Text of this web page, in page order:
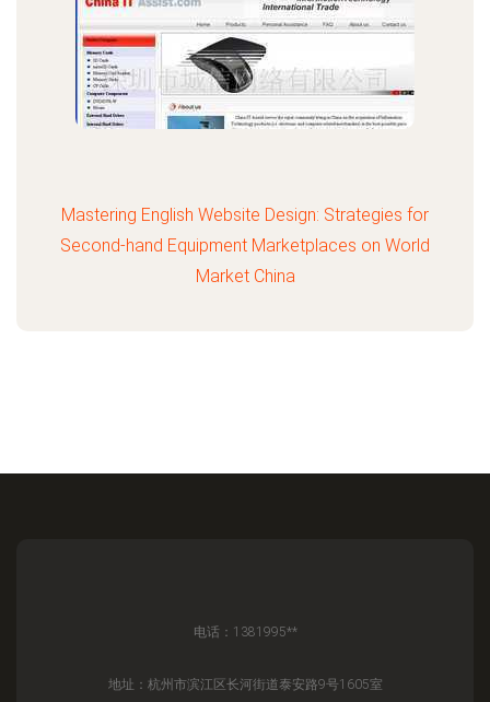
Mastering English Website Design: Strategies for
Second-hand Equipment Marketplaces on World
Market China
电话：1381995**
地址：杭州市滨江区长河街道泰安路9号1605室